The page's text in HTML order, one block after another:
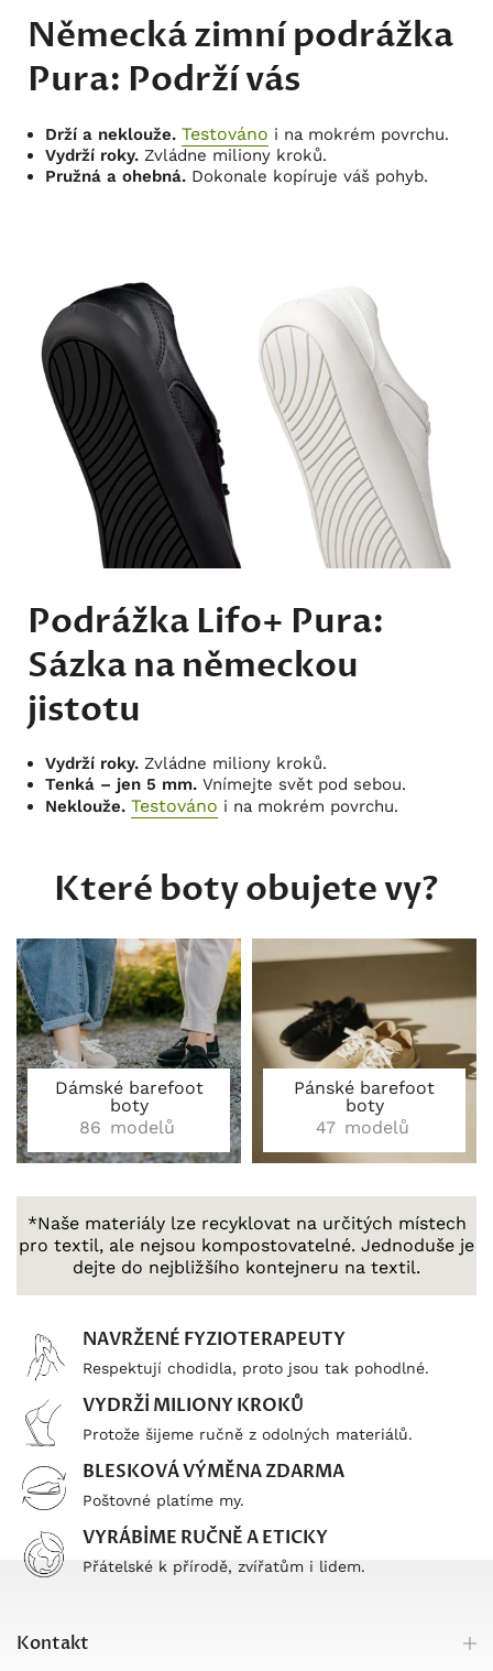
Německá zimní podrážka
Pura: Podrží vás
Drží a neklouže. Testováno i na mokrém povrchu.
Vydrží roky. Zvládne miliony kroků.
Pružná a ohebná. Dokonale kopíruje váš pohyb.
Podrážka Lifo+ Pura:
Sázka na německou
jistotu
Vydrží roky. Zvládne miliony kroků.
Tenká – jen 5 mm. Vnímejte svět pod sebou.
Neklouže. Testováno i na mokrém povrchu.
Které boty obujete vy?
Dámské barefoot
boty
86 modelů
Pánské barefoot
boty
47 modelů
*Naše materiály lze recyklovat na určitých místech
pro textil, ale nejsou kompostovatelné. Jednoduše je
dejte do nejbližšího kontejneru na textil.
NAVRŽENÉ FYZIOTERAPEUTY
Respektují chodidla, proto jsou tak pohodlné.
VYDRŽÍ MILIONY KROKŮ
Protože šijeme ručně z odolných materiálů.
BLESKOVÁ VÝMĚNA ZDARMA
Poštovné platíme my.
VYRÁBÍME RUČNĚ A ETICKY
Přátelské k přírodě, zvířatům i lidem.
Kontakt